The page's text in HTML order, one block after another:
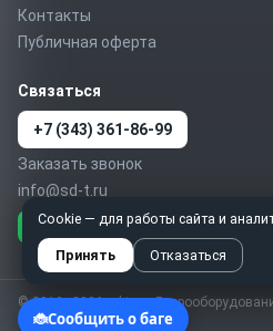
Контакты
Публичная оферта
Связаться
+7 (343) 361-86-99
Заказать звонок
info@sd-t.ru
WhatsApp Telegram MAX
© 2010–2026 sd-t.ru ·
пневматики по России
Cookie — для работы сайта и
Принять Отказаться